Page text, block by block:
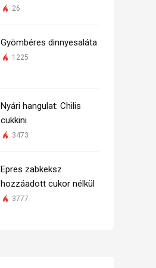
26
Gyömbéres dinnyesaláta
1225
Nyári hangulat: Chilis
cukkini
3473
Epres zabkeksz
hozzáadott cukor nélkül
3777